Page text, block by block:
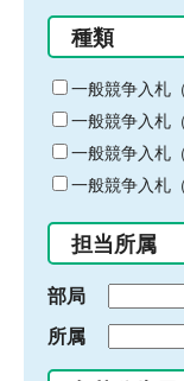
る
キ
ー
ワ
ー
ド
入
力
種類
一般競争入札
一般競争入札
一般競争入札
一般競争入札
担当所属
部局
所属